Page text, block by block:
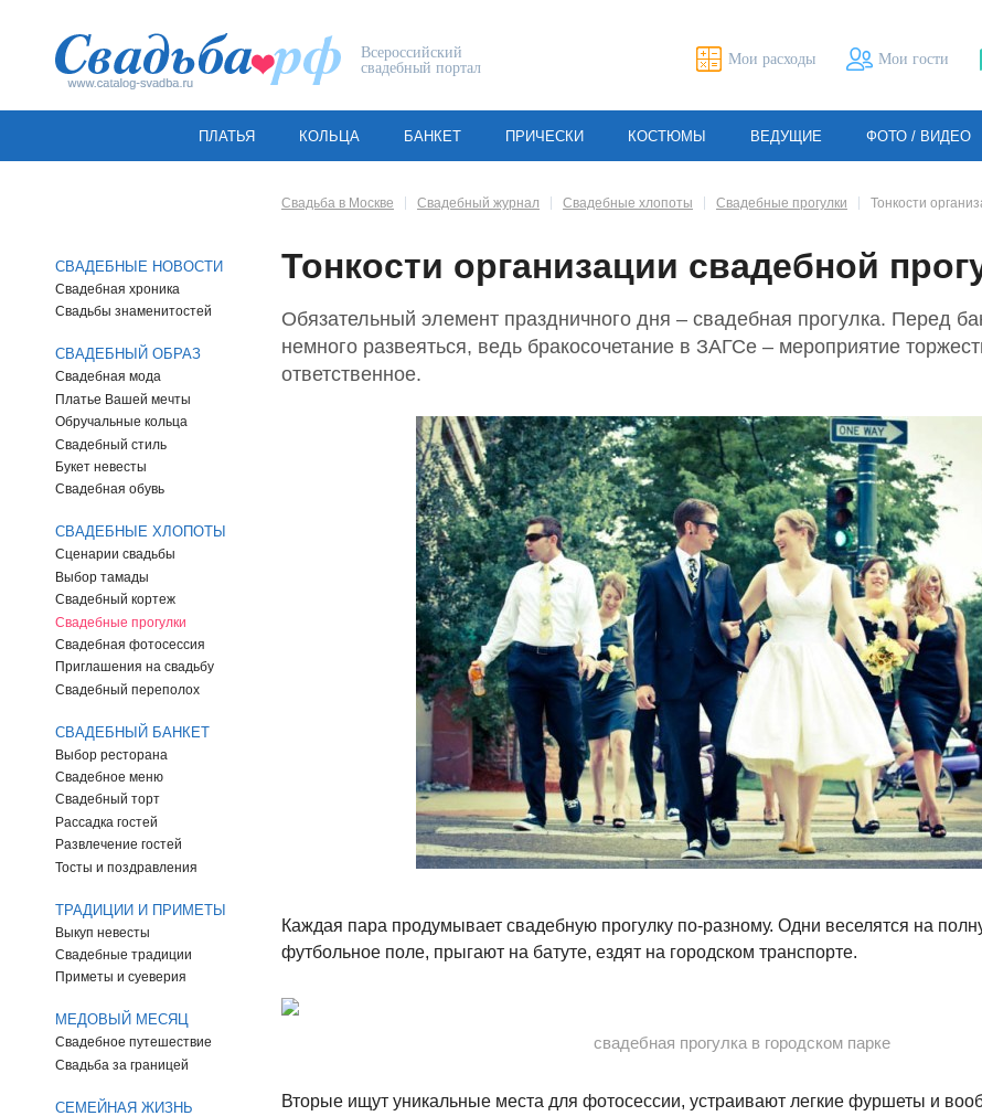
Всероссийский
свадебный портал
Мои расходы Мои гости
ПЛАТЬЯ КОЛЬЦА БАНКЕТ ПРИЧЕСКИ КОСТЮМЫ ВЕДУЩИЕ ФОТО / ВИДЕО
СВАДЕБНЫЕ НОВОСТИ
Свадебная хроника
Свадьбы знаменитостей
СВАДЕБНЫЙ ОБРАЗ
Свадебная мода
Платье Вашей мечты
Обручальные кольца
Свадебный стиль
Букет невесты
Свадебная обувь
СВАДЕБНЫЕ ХЛОПОТЫ
Сценарии свадьбы
Выбор тамады
Свадебный кортеж
Свадебные прогулки
Свадебная фотосессия
Приглашения на свадьбу
Свадебный переполох
СВАДЕБНЫЙ БАНКЕТ
Выбор ресторана
Свадебное меню
Свадебный торт
Рассадка гостей
Развлечение гостей
Тосты и поздравления
ТРАДИЦИИ И ПРИМЕТЫ
Выкуп невесты
Свадебные традиции
Приметы и суеверия
МЕДОВЫЙ МЕСЯЦ
Свадебное путешествие
Свадьба за границей
СЕМЕЙНАЯ ЖИЗНЬ
Свадьба в Москве Свадебный журнал Свадебные хлопоты Свадебные прогулки Тонкости
Тонкости организации свадебной
Обязательный элемент праздничного дня – свадебная прогулка. Перед
немного развеяться, ведь бракосочетание в ЗАГСе – мероприятие
ответственное.
Каждая пара продумывает свадебную прогулку по-разному. Одни веселятся на
футбольное поле, прыгают на батуте, ездят на городском транспорте.
свадебная прогулка в городском парке
Вторые ищут уникальные места для фотосессии, устраивают легкие фуршеты и